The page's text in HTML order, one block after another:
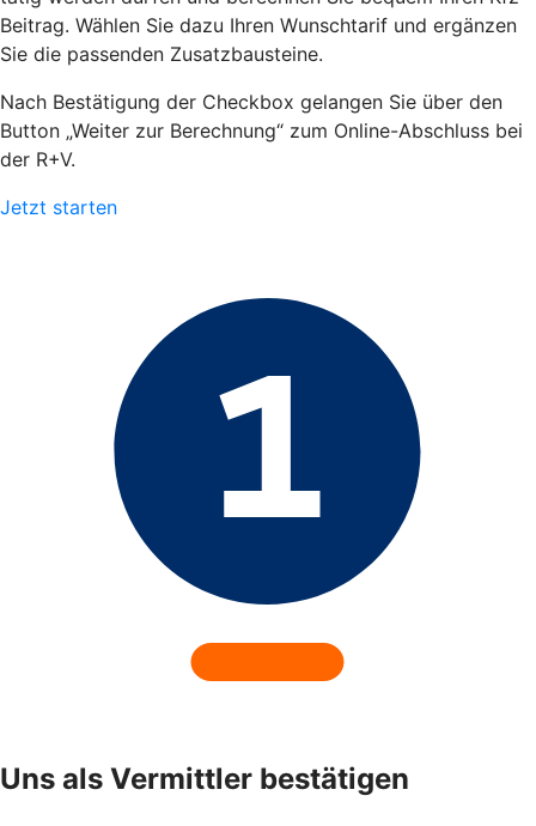
Beitrag. Wählen Sie dazu Ihren Wunschtarif und ergänzen
Sie die passenden Zusatzbausteine.
Nach Bestätigung der Checkbox gelangen Sie über den
Button „Weiter zur Berechnung“ zum Online-Abschluss bei
der R+V.
Jetzt starten
Uns als Vermittler bestätigen